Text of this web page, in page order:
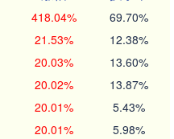
418.04% 69.70%
21.53% 12.38%
20.03% 13.60%
20.02% 13.87%
20.01% 5.43%
20.01% 5.98%